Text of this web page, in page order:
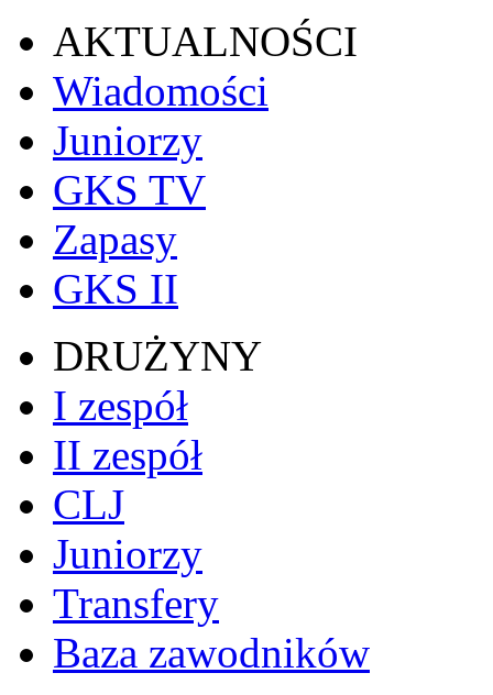
AKTUALNOŚCI
Wiadomości
Juniorzy
GKS TV
Zapasy
GKS II
DRUŻYNY
I zespół
II zespół
CLJ
Juniorzy
Transfery
Baza zawodników